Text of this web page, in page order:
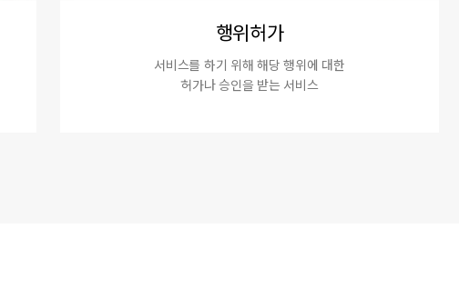
행위허가
서비스를 하기 위해 해당 행위에 대한
허가나 승인을 받는 서비스